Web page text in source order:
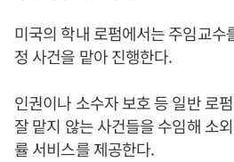
미국의 학내 로펌에서는 주임교수
정 사건을 맡아 진행한다.
인권이나 소수자 보호 등 일반 로
잘 맡지 않는 사건들을 수임해 소
률 서비스를 제공한다.